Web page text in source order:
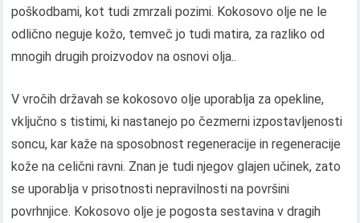
poškodbami, kot tudi zmrzali pozimi. Kokosovo olje ne le
odlično neguje kožo, temveč jo tudi matira, za razliko od
mnogih drugih proizvodov na osnovi olja..
V vročih državah se kokosovo olje uporablja za opekline,
vključno s tistimi, ki nastanejo po čezmerni izpostavljenosti
soncu, kar kaže na sposobnost regeneracije in regeneracije
kože na celični ravni. Znan je tudi njegov glajen učinek, zato
se uporablja v prisotnosti nepravilnosti na površini
povrhnjice. Kokosovo olje je pogosta sestavina v dragih